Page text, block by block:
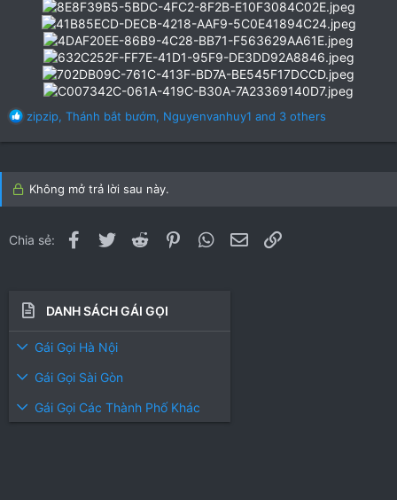
R
s
zipzip, Thánh bắt bướm, Nguyenvanhuy1 and 3 others
Không mở trả lời sau này.
Chia sẻ: Facebook
Twitter Reddit PinterestWhatsApp
Email
DANH SÁCH GÁI GỌI
Gái Gọi Hà Nội
Gái Gọi Sài Gòn
Gái Gọi Các Thành Phố Khác